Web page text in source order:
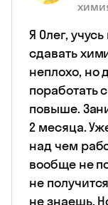
Я Олег,
сдавать
неплохо, но
поработать
повыше.
2 месяца.
над чем
вообще не
не
не знаешь.